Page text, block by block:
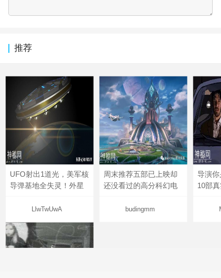
推荐
UFO射出1道光，美军核
导弹基地全失灵！外星
LlwTwUwA
周末推荐五部已上映却
还没看过的高分科幻电
budingmm
导演
10部